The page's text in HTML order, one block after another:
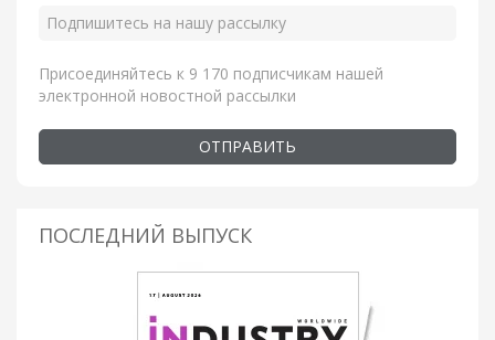
Присоединяйтесь к 9 170 подписчикам нашей
электронной новостной рассылки
ОТПРАВИТЬ
ПОСЛЕДНИЙ ВЫПУСК